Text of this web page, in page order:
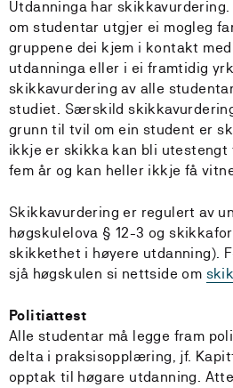
Utdanninga har
om studentar utgjer ei mogleg
gruppene dei kjem i kontakt
utdanninga eller i ei framtidig
skikkavurdering av alle
studiet. Særskild
grunn til tvil om ein student er
ikkje er skikka kan bli utestengt
fem år og kan heller ikkje få
Skikkavurdering er regulert av
høgskulelova § 12-3 og
skikkethet i høyere utdanning).
sjå høgskulen si nettside om
Politiattest
Alle studentar må legge fram
delta i praksisopplæring, jf.
opptak til høgare utdanning.